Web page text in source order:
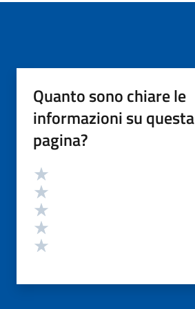
Quanto sono chiare le
informazioni su questa
pagina?
Valutazione